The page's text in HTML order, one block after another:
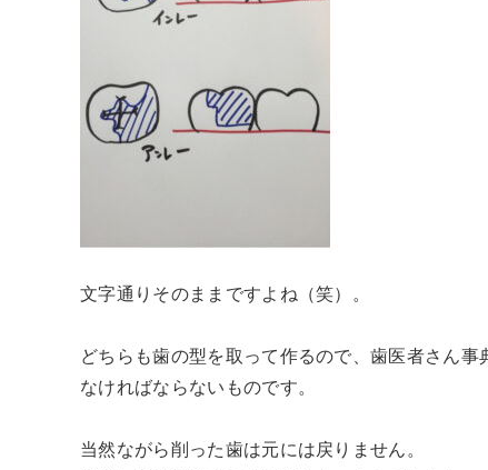
文字通りそのままですよね（笑）。
どちらも歯の型を取って作るので、歯医者さん
なければならないものです。
当然ながら削った歯は元には戻りません。